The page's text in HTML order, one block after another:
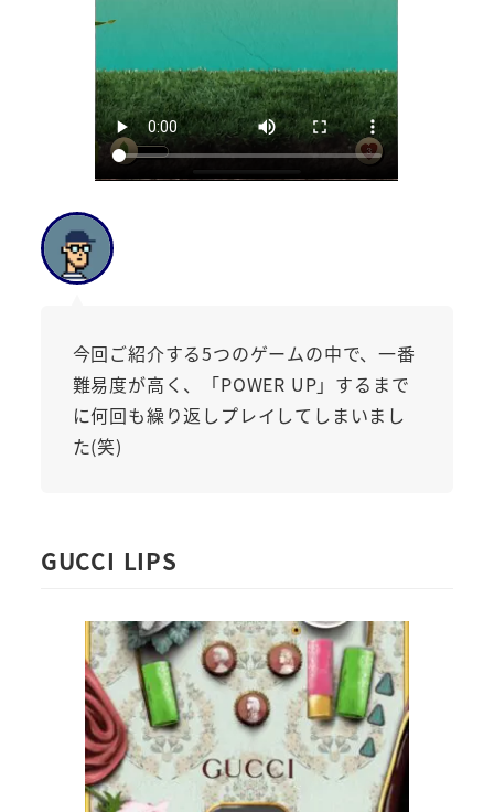
今回ご紹介する5つのゲームの中で、一番
難易度が高く、「POWER UP」するまで
に何回も繰り返しプレイしてしまいまし
た(笑)
GUCCI LIPS